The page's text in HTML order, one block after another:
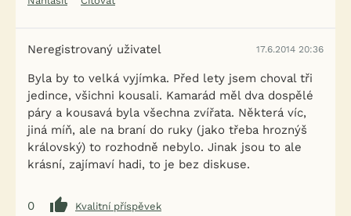
Neregistrovaný uživatel 17.6.2014 20:36
Byla by to velká vyjímka. Před lety jsem choval tři
jedince, všichni kousali. Kamarád měl dva dospělé
páry a kousavá byla všechna zvířata. Některá víc,
jiná míň, ale na braní do ruky (jako třeba hroznýš
královský) to rozhodně nebylo. Jinak jsou to ale
krásní, zajímaví hadi, to je bez diskuse.
0
Kvalitní příspěvek